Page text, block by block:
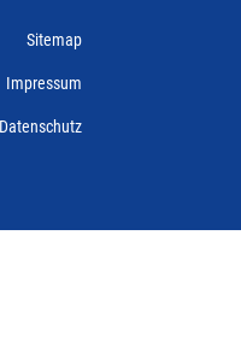
Sitemap
Impressum
Datenschutz